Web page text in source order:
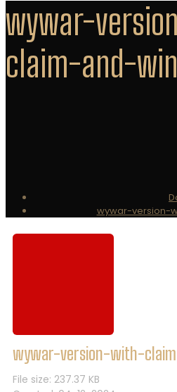
wywar-
claim-and-
wywar-version-
wywar-version-with-
File size: 237.37 KB